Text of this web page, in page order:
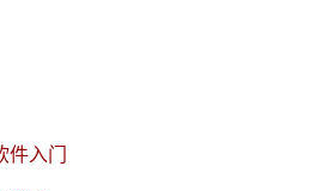
件入门